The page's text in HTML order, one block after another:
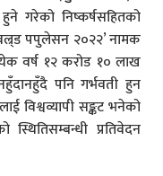
गरेको निष्कर्षसहितको
पपुलेसन २०२२’ नामक
वर्ष १२ करोड १० लाख
पनि गर्भवती हुन
विश्वव्यापी सङ्कट भनेको
प्रतिवेदन